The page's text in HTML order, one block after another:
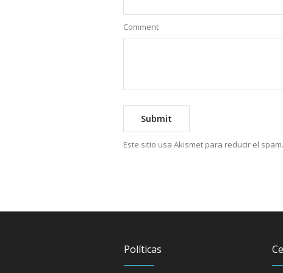
Comment
Este sitio usa Akismet para reducir el spam.
Políticas